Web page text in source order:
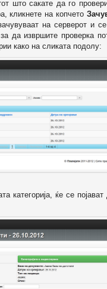
што сакате да го
кликнете на копчето
на серверот и
да извршите проверка
како на сликата подолу:
категорија, ќе се